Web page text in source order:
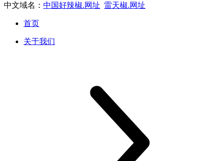
中文域名： 中国好辣椒.网址 雷天椒.网址
首页
关于我们